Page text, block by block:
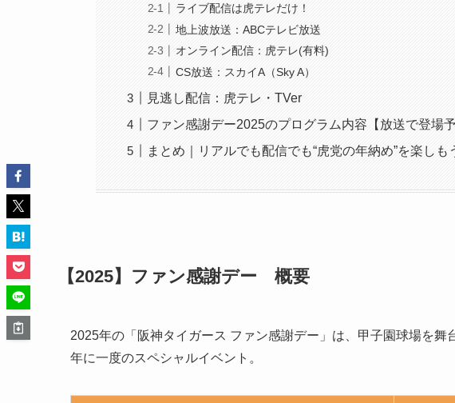
ライブ配信は虎テレだけ！
地上波放送：ABCテレビ放送
オンライン配信：虎テレ(有料)
CS放送：スカイA（Sky A）
見逃し配信：虎テレ・TVer
ファン感謝デー2025のプログラム内容【放送で登場予
まとめ｜リアルでも配信でも“虎党の年納め”を楽しも
【2025】ファン感謝デー 概要
2025年の「阪神タイガース ファン感謝デー」は、甲子園球場を舞
年に一度のスペシャルイベント。